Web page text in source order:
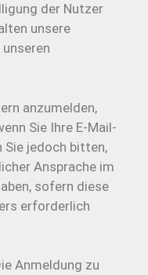
der Nutzer
unsere
anzumelden,
Sie Ihre E-Mail-
Sie jedoch bitten,
Ansprache im
sofern diese
erforderlich
Anmeldung zu